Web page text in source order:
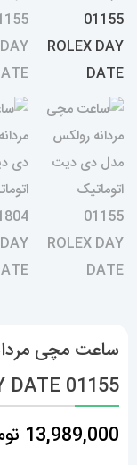
ساعت مچی
01155 ROLEX DAY DATE
13,989,000